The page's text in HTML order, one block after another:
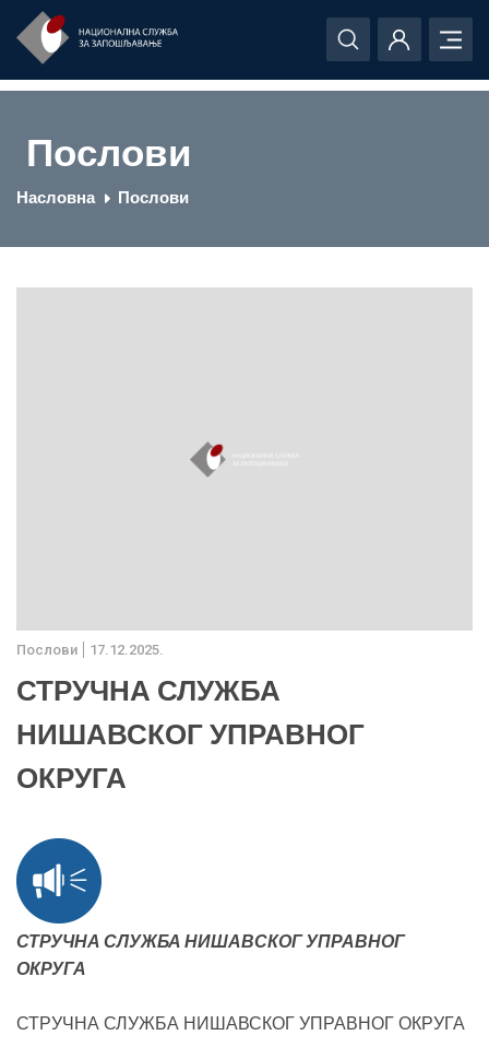
Послови
Насловна Послови
Послови 17.12.2025.
СТРУЧНА СЛУЖБА
НИШАВСКОГ УПРАВНОГ
ОКРУГА
СТРУЧНА СЛУЖБА НИШАВСКОГ УПРАВНОГ
ОКРУГА
СТРУЧНА СЛУЖБА НИШАВСКОГ УПРАВНОГ ОКРУГА